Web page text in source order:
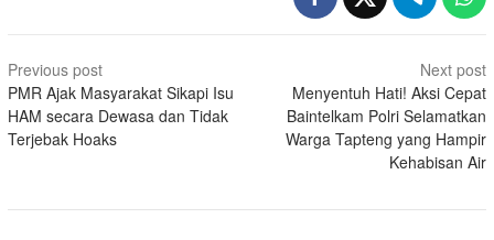
Post
navigation
Previous post
PMR Ajak Masyarakat Sikapi Isu
HAM secara Dewasa dan Tidak
Terjebak Hoaks
Next post
Menyentuh Hati! Aksi Cepat
Baintelkam Polri Selamatkan
Warga Tapteng yang Hampir
Kehabisan Air